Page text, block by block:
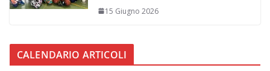
15 Giugno 2026
CALENDARIO ARTICOLI